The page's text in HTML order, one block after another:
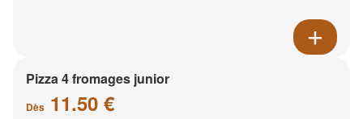
Pizza 4 fromages junior
Dès 11.50 €